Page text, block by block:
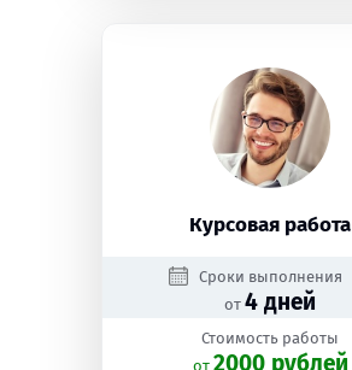
Курсовая работа
Сроки выполнения
от 4 дней
Стоимость работы
oт 2000 рублей